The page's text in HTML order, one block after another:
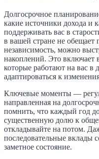
Долгосрочное
какие источники дохода и
поддерживать вас в
в вашей стране не
независимость, можно
накоплений. Это включает
которые работают на вас в
адаптироваться к
Ключевые моменты —
направленная на
помнить, что каждый год
существенную долю к
откладывайте на потом.
последовательные вклады
заметное состояние.